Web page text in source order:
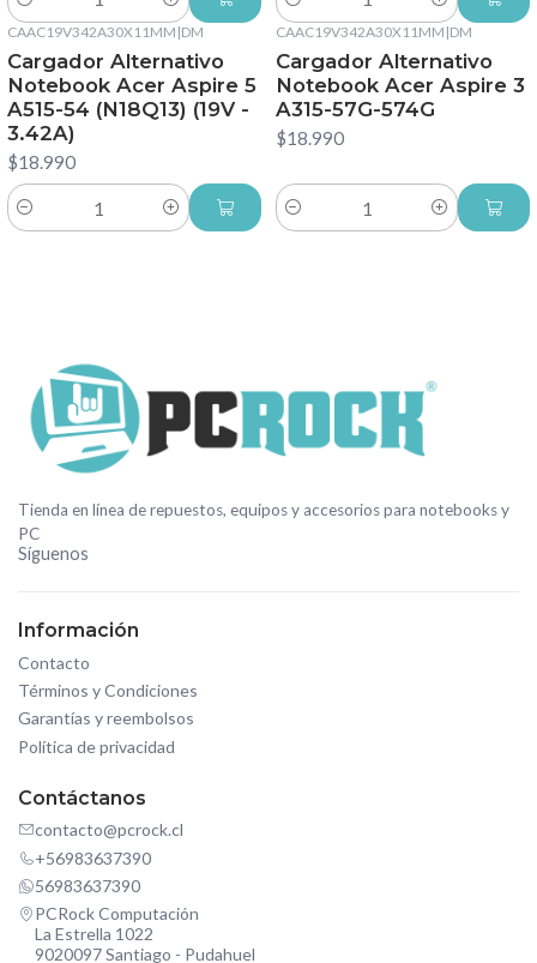
Cantidad Cantidad
CAAC19V342A30X11MM |DM
Cargador Alternativo
Notebook Acer Aspire 5
A515-54 (N18Q13) (19V -
3.42A)
$18.990
Cantidad
CAAC19V342A30X11MM |DM
Cargador Alternativo
Notebook Acer Aspire 3
A315-57G-574G
$18.990
Cantidad
Tienda en línea de repuestos, equipos y accesorios para notebooks y
PC
Síguenos
Información
Contacto
Términos y Condiciones
Garantías y reembolsos
Política de privacidad
Contáctanos
contacto@pcrock.cl
+56983637390
56983637390
PCRock Computación
La Estrella 1022
9020097 Santiago - Pudahuel